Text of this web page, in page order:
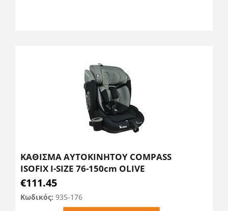
ΚΑΘΙΣΜΑ ΑΥΤΟΚΙΝΗΤΟΥ COMPASS
ISOFIX I-SIZE 76-150cm OLIVE
€111.45
Κωδικός: 935-176